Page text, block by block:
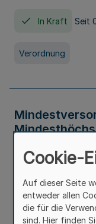
In Kraft Seit
Verordnung
Cookie-
Auf dieser Seite
entweder allen
die für die
sind. Hier finden